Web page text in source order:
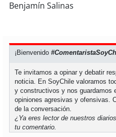
soypuertomontt
soychiloé
Benjamín Salinas
¡Bienvenido
Te invitamos a opinar y debatir
noticia. En SoyChile valoramos
y constructivos y nos guardamos
opiniones agresivas y ofensivas.
de la conversación.
¿Ya eres lector de nuestros
tu comentario.